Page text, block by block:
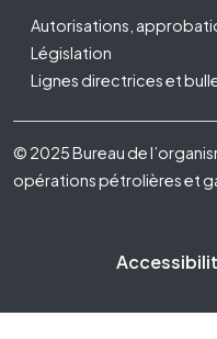
Autorisations,
Législation
Lignes directrices et
Footer Fifth
© 2025 Bureau de
opérations pétrolières et